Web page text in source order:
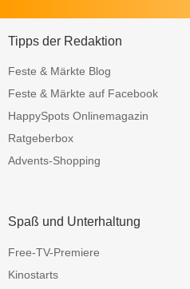
Tipps der Redaktion
Feste & Märkte Blog
Feste & Märkte auf Facebook
HappySpots Onlinemagazin
Ratgeberbox
Advents-Shopping
Spaß und Unterhaltung
Free-TV-Premiere
Kinostarts